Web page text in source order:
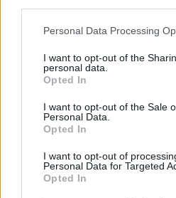
Please note that this website/app
not limited to your visit or usage
grant or deny consent to Google
use your data for below specified
consent section.
Personal Data Processing
I want to opt-out of the
personal data.
Opted In
I want to opt-out of the Sale
Personal Data.
Opted In
I want to opt-out of
Personal Data for Targeted
Opted In
Nemzeti Színházbüféjében
amelyből Buci
lenyisszantanak egy centit,
kollégájuk szabadulásáig.
személyesen is találkozni
ünnepén. – A
szeretetünk kifejezésének
Bandit, ha letöltötte a rá
Nemcsak szakmailag, de
mondta a BlikknekBodrogi
titokban tartott